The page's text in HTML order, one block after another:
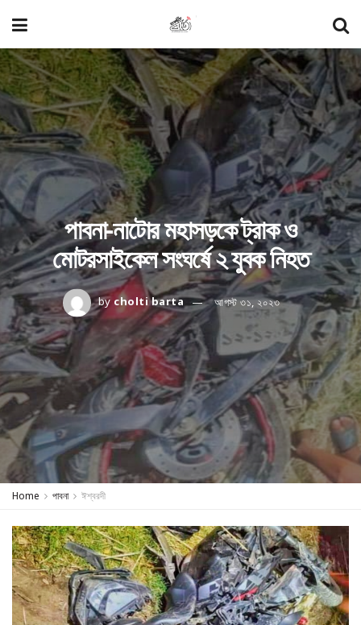
পাবনা-নাটোর মহাসড়কে ট্রাক ও
মোটরসাইকেল সংঘর্ষে ২ যুবক নিহত
by cholti barta আগস্ট ৩১, ২০২৩
Home পাবনা ঈশ্বরদী